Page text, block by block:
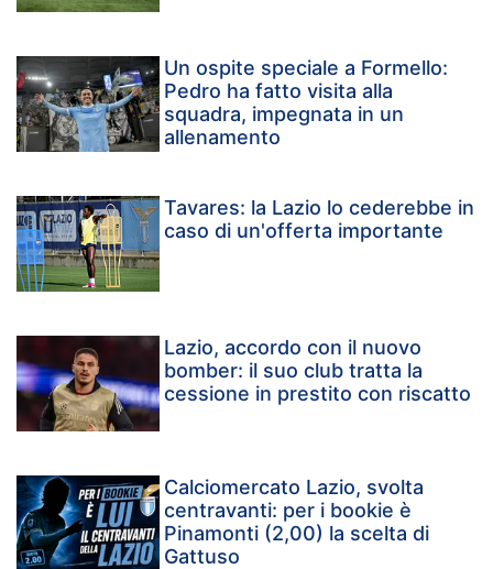
Un ospite speciale a Formello:
Pedro ha fatto visita alla
squadra, impegnata in un
allenamento
Tavares: la Lazio lo cederebbe in
caso di un'offerta importante
Lazio, accordo con il nuovo
bomber: il suo club tratta la
cessione in prestito con riscatto
Calciomercato Lazio, svolta
centravanti: per i bookie è
Pinamonti (2,00) la scelta di
Gattuso